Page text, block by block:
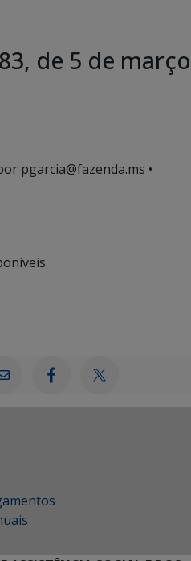
de 5 de março
pgarcia@fazenda.ms •